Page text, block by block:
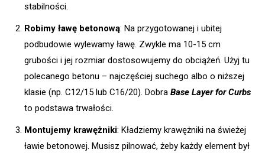
stabilności.
Robimy ławę betonową: Na przygotowanej i ubitej
podbudowie wylewamy ławę. Zwykle ma 10-15 cm
grubości i jej rozmiar dostosowujemy do obciążeń. Użyj tu
polecanego betonu – najczęściej suchego albo o niższej
klasie (np. C12/15 lub C16/20). Dobra Base Layer for Curbs
to podstawa trwałości.
Montujemy krawężniki: Kładziemy krawężniki na świeżej
ławie betonowej. Musisz pilnować, żeby każdy element był